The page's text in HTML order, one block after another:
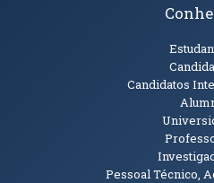
Candidatos
Pessoal Técnico,